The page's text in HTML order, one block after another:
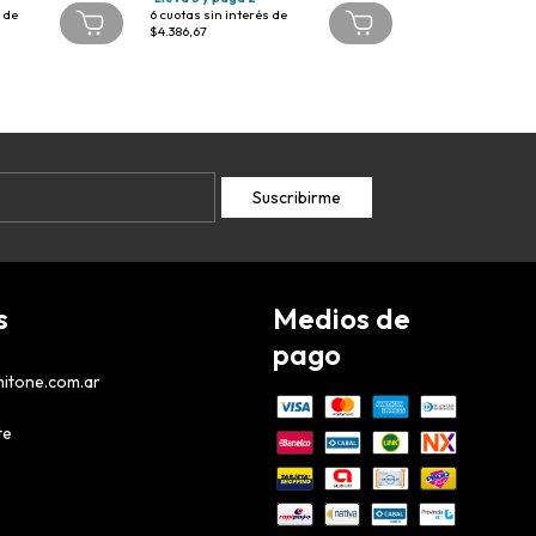
de
6 cuotas sin interés de
$4.386,67
Medios de
pago